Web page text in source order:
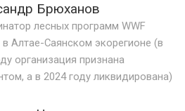
Брюханов
лесных программ WWF
Алтае-Саянском экорегионе (в
организация признана
а в 2024 году ликвидирована)